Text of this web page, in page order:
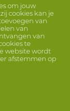
om jouw
cookies kan je
van
van
van
te
website wordt
afstemmen op